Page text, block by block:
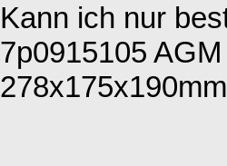
Kann ich nur
7p0915105